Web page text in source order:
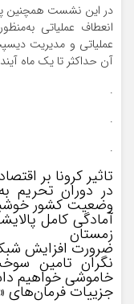
در این نشست همچنین
انعطاف عملیاتی
عملیاتی و مدیریت
آن حداکثر تا یک ماه
.
.
.
تاثیر کرونا بر
در دوران تحریم
وضعیت کشور
آمادگی کامل
زمستان
ضرورت افزایش
نگران تامین
خاموشی خواهیم
جزییات فرمان‌های